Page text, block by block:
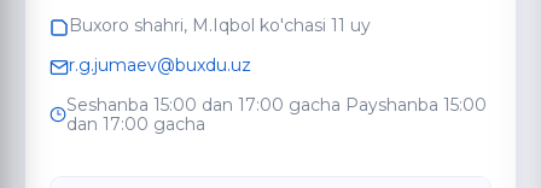
Buxoro shahri, M.Iqbol ko'chasi 11 uy
r.g.jumaev@buxdu.uz
Seshanba 15:00 dan 17:00 gacha Payshanba 15:00
dan 17:00 gacha